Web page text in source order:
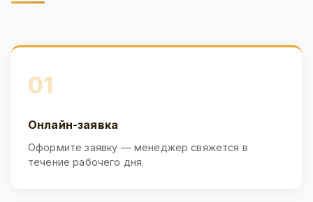
01
Онлайн-заявка
Оформите заявку — менеджер свяжется в
течение рабочего дня.